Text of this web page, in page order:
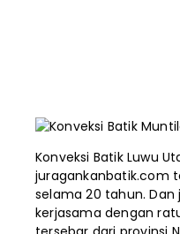
Konveksi Batik Luwu
juragankanbatik.com
selama 20 tahun.
kerjasama dengan